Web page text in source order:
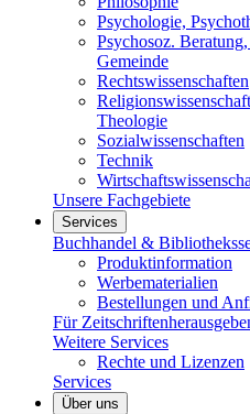
Psychologie,
Psychosoz.
Gemeinde
Rechtswissenschaften
Theologie
Sozialwissenschaften
Technik
Unsere Fachgebiete
Services
Buchhandel &
Produktinformation
Werbematerialien
Bestellungen und
Für
Weitere Services
Rechte und Lizenzen
Services
Über uns